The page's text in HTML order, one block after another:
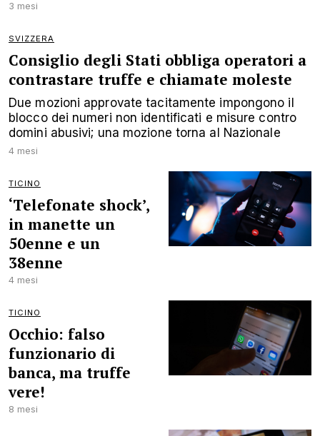
3 mesi
SVIZZERA
Consiglio degli Stati obbliga operatori a
contrastare truffe e chiamate moleste
Due mozioni approvate tacitamente impongono il
blocco dei numeri non identificati e misure contro
domini abusivi; una mozione torna al Nazionale
4 mesi
TICINO
‘Telefonate shock’,
in manette un
50enne e un
38enne
4 mesi
TICINO
Occhio: falso
funzionario di
banca, ma truffe
vere!
8 mesi